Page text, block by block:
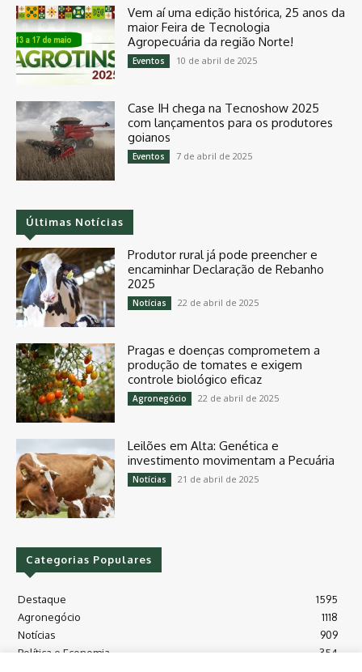
Vem aí uma edição histórica, 25 anos da
maior Feira de Tecnologia
Agropecuária da região Norte!
Eventos 10 de abril de 2025
Case IH chega na Tecnoshow 2025
com lançamentos para os produtores
goianos
Eventos 7 de abril de 2025
Últimas Notícias
Produtor rural já pode preencher e
encaminhar Declaração de Rebanho
2025
Notícias 22 de abril de 2025
Pragas e doenças comprometem a
produção de tomates e exigem
controle biológico eficaz
Agronegócio 22 de abril de 2025
Leilões em Alta: Genética e
investimento movimentam a Pecuária
Notícias 21 de abril de 2025
Categorias Populares
Destaque
1595
Agronegócio
1118
Notícias
909
Política e Economia
354